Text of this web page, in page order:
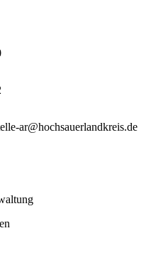
ar@hochsauerlandkreis.de